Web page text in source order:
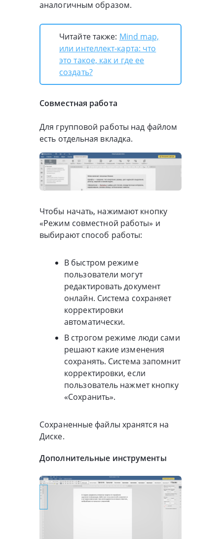
аналогичным образом.
Читайте также: Mind map,
или интеллект-карта: что
это такое, как и где ее
создать?
Совместная работа
Для групповой работы над файлом
есть отдельная вкладка.
Чтобы начать, нажимают кнопку
«Режим совместной работы» и
выбирают способ работы:
В быстром режиме
пользователи могут
редактировать документ
онлайн. Система сохраняет
корректировки
автоматически.
В строгом режиме люди сами
решают какие изменения
сохранять. Система запомнит
корректировки, если
пользователь нажмет кнопку
«Сохранить».
Сохраненные файлы хранятся на
Диске.
Дополнительные инструменты